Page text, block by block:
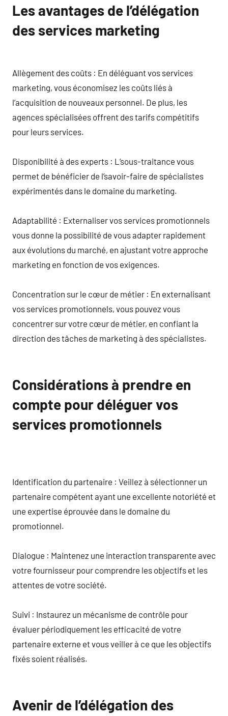
Les avantages de l’délégation
des services marketing
Allègement des coûts : En déléguant vos services
marketing, vous économisez les coûts liés à
l’acquisition de nouveaux personnel. De plus, les
agences spécialisées offrent des tarifs compétitifs
pour leurs services.
Disponibilité à des experts : L’sous-traitance vous
permet de bénéficier de l’savoir-faire de spécialistes
expérimentés dans le domaine du marketing.
Adaptabilité : Externaliser vos services promotionnels
vous donne la possibilité de vous adapter rapidement
aux évolutions du marché, en ajustant votre approche
marketing en fonction de vos exigences.
Concentration sur le cœur de métier : En externalisant
vos services promotionnels, vous pouvez vous
concentrer sur votre cœur de métier, en confiant la
direction des tâches de marketing à des spécialistes.
Considérations à prendre en
compte pour déléguer vos
services promotionnels
Identification du partenaire : Veillez à sélectionner un
partenaire compétent ayant une excellente notoriété et
une expertise éprouvée dans le domaine du
promotionnel.
Dialogue : Maintenez une interaction transparente avec
votre fournisseur pour comprendre les objectifs et les
attentes de votre société.
Suivi : Instaurez un mécanisme de contrôle pour
évaluer périodiquement les efficacité de votre
partenaire externe et vous veiller à ce que les objectifs
fixés soient réalisés.
Avenir de l’délégation des